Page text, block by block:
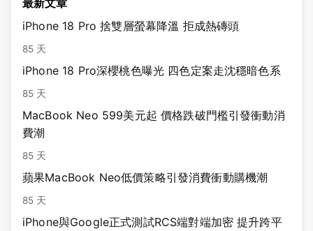
iPhone 18 Pro 捨雙層螢幕降溫 拒成熱磚頭
85 天
iPhone 18 Pro深櫻桃色曝光 四色定案走沈穩暗色系
85 天
MacBook Neo 599美元起 價格跌破門檻引發衝動消
費潮
85 天
蘋果MacBook Neo低價策略引發消費衝動購機潮
85 天
iPhone與Google正式測試RCS端對端加密 提升跨平